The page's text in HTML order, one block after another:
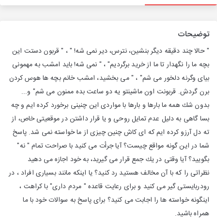
توضیحات
" حالا چند دقیقه دیگر بنشین، نترس، دیر نمی شه! " ، " قربون دستت این
بچه ما را نگهدار تا ما از خرید برگردیم" ، " نمی شه! باید امشب به مهمونی
بیای وگرنه دلخور می شم" ، " می بخشید، امشب خانم بچه ها هوس كردن
برن گردش. قربونت اون ماشینتو یه دو ساعت بده ممنون می شم" و...
بدون شك همه ما بارها و بارها با مواردی این چنینی برخورد كرده ایم و چه
بسا گاهی به دلیل عدم تمایل روحی و یا قرار داشتن در موقعیتی خاص، از
ته دل آرزو كرده ایم كه ای كاش چنین چیزی از ما خواسته نمی شد. پاسخ
شما در این گونه مواقع چیست؟ آیا جرأت می كنید با صراحت تمام " نه"
بگویید؟ آیا وقتی در یك جمع قرار می گیرید، به خود اجازه می دهید
نظراتی را كه با آن مخالف هستید رد كنید؟ یا اینكه مانند بسیاری افراد ، در
رودربایستی گیر می كنید و برای رعایت قاعده " مردم داری" با كراهت ،
اینگونه خواسته ها را اجابت می كنید؟ برای پاسخ به سوالات خود با ما
همراه باشید.